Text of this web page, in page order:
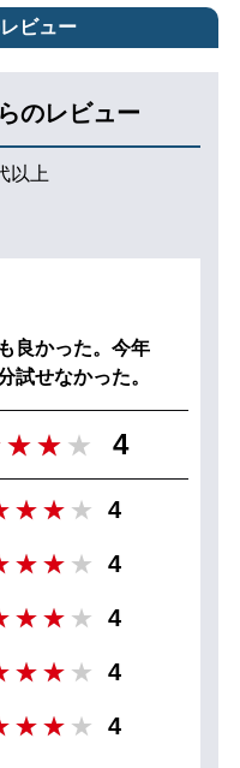
ビュー
のレビュー
以上
良かった。今年
試せなかった。
4
4
4
4
4
4